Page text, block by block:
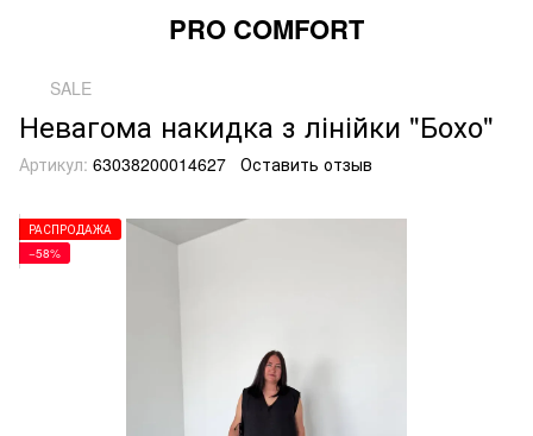
PRO COMFORT
SALE
Невагома накидка з лінійки "Бохо"
Артикул: 63038200014627 Оставить отзыв
РАСПРОДАЖА
−58%